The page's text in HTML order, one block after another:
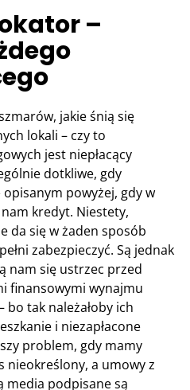
–
jakie śnią się
lokali – czy to
jest niepłacący
dotkliwe, gdy
powyżej, gdy w
nam kredyt. Niestety,
da się w żaden sposób
zabezpieczyć. Są jednak
nam się ustrzec przed
finansowymi wynajmu
bo tak należałoby ich
i niezapłacone
problem, gdy mamy
nieokreślony, a umowy z
podpisane są